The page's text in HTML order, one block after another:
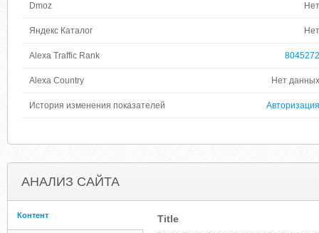
Dmoz Нет
Яндекс Каталог Нет
Alexa Traffic Rank 8045272
Alexa Country Нет данных
История изменения показателей Авторизация
АНАЛИЗ САЙТА
Контент Title